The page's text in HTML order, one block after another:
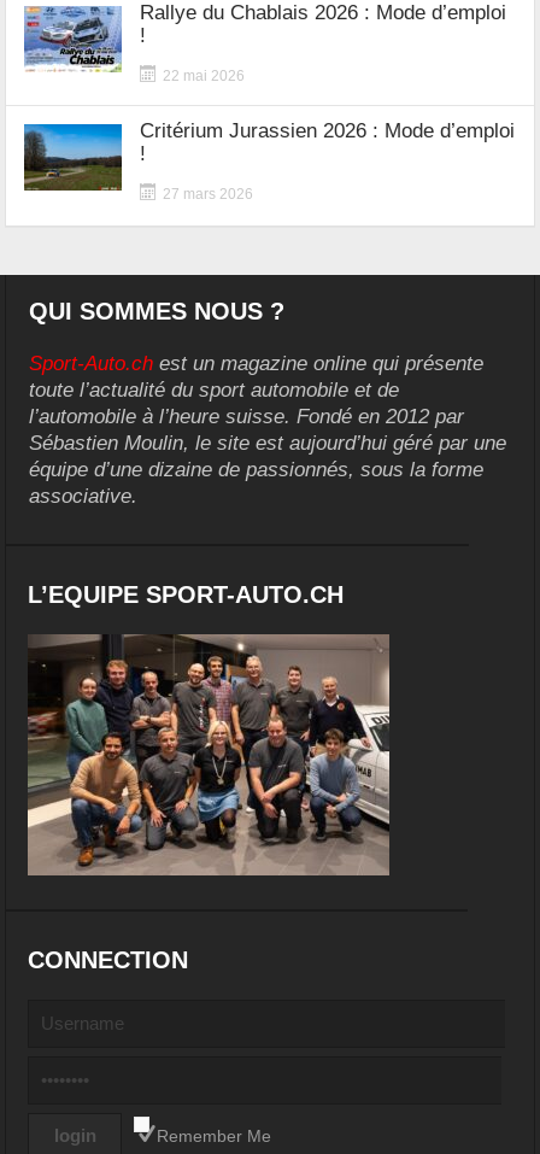
Rallye du Chablais 2026 : Mode d’emploi
!
22 mai 2026
Critérium Jurassien 2026 : Mode d’emploi
!
27 mars 2026
QUI SOMMES NOUS ?
Sport-Auto.ch est un magazine online qui présente
toute l’actualité du sport automobile et de
l’automobile à l’heure suisse. Fondé en 2012 par
Sébastien Moulin, le site est aujourd’hui géré par une
équipe d’une dizaine de passionnés, sous la forme
associative.
L’EQUIPE SPORT-AUTO.CH
CONNECTION
Remember Me